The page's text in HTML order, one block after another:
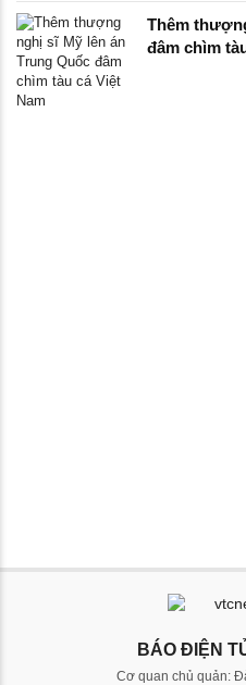
Thêm
đâm chìm
BÁO ĐIỆN
Cơ quan chủ quản: